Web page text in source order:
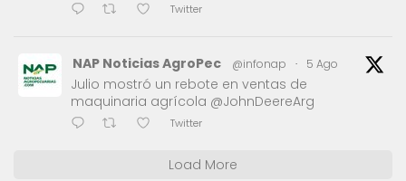
Twitter
NAP Noticias AgroPec @infonap · 5 Ago
Julio mostró un rebote en ventas de
maquinaria agrícola @JohnDeereArg
Twitter
Load More